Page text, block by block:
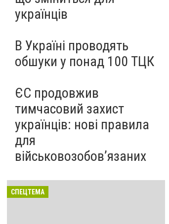
українців
В Україні проводять
обшуки у понад 100 ТЦК
ЄС продовжив
тимчасовий захист
українців: нові правила
для
військовозобов’язаних
СПЕЦТЕМА